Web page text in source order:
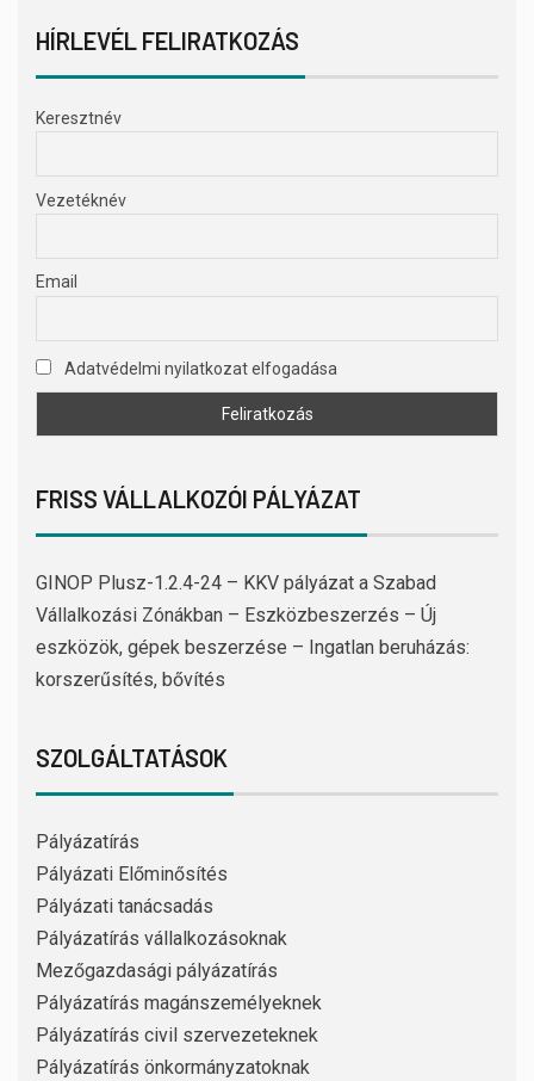
HÍRLEVÉL FELIRATKOZÁS
Keresztnév
Vezetéknév
Email
Adatvédelmi nyilatkozat elfogadása
FRISS VÁLLALKOZÓI PÁLYÁZAT
GINOP Plusz-1.2.4-24 – KKV pályázat a Szabad
Vállalkozási Zónákban – Eszközbeszerzés – Új
eszközök, gépek beszerzése – Ingatlan beruházás:
korszerűsítés, bővítés
SZOLGÁLTATÁSOK
Pályázatírás
Pályázati Előminősítés
Pályázati tanácsadás
Pályázatírás vállalkozásoknak
Mezőgazdasági pályázatírás
Pályázatírás magánszemélyeknek
Pályázatírás civil szervezeteknek
Pályázatírás önkormányzatoknak